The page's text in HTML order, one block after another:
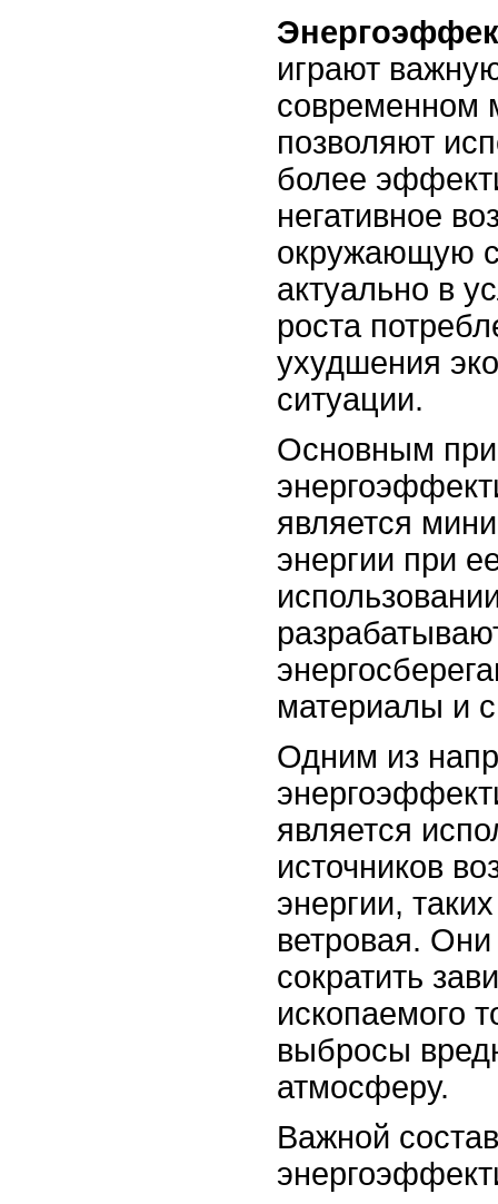
играют
современном
позволяют
более
негативное
окружающую
актуально в
роста
ухудшения
ситуации.
Основным
является
энергии при
материалы и
Одним из
является
источников
энергии,
ветровая.
сократить
ископаемого
выбросы
атмосферу.
Важной